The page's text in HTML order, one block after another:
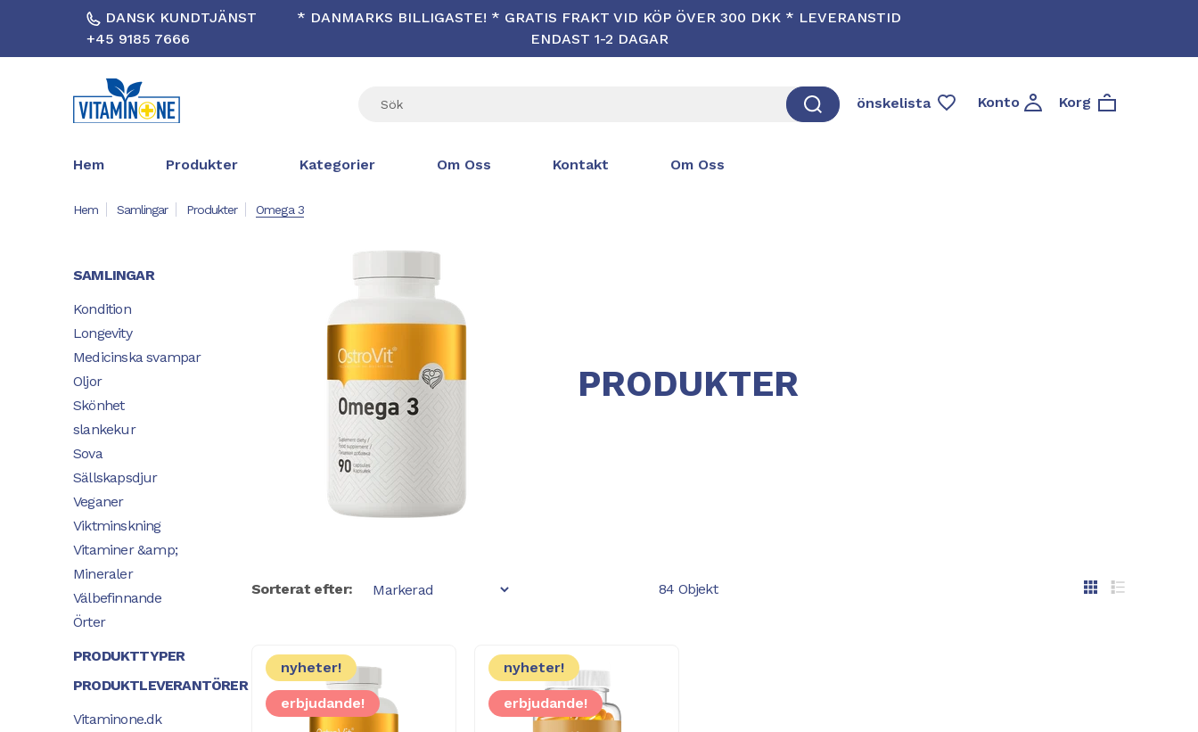
DANSK KUNDTJÄNST
+45 9185 7666
* DANMARKS BILLIGASTE! * GRATIS FRAKT VID KÖP ÖVER 300 DKK * LEVERANSTID
ENDAST 1-2 DAGAR
önskelista Konto Korg
Hem Produkter Kategorier Om Oss Kontakt Om Oss
Hem Samlingar Produkter Omega 3
PRODUKTER
Sorterat efter: 84 Objekt
nyheter!
erbjudande!
nyheter!
erbjudande!
SAMLINGAR
Kondition
Longevity
Medicinska svampar
Oljor
Skönhet
slankekur
Sova
Sällskapsdjur
Veganer
Viktminskning
Vitaminer &amp;
Mineraler
Välbefinnande
Örter
PRODUKTTYPER
PRODUKTLEVERANTÖRER
Vitaminone.dk